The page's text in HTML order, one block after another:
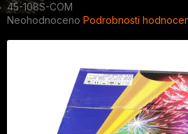
45-108S-COM
Průměrné
Neohodnoceno Podrobnosti